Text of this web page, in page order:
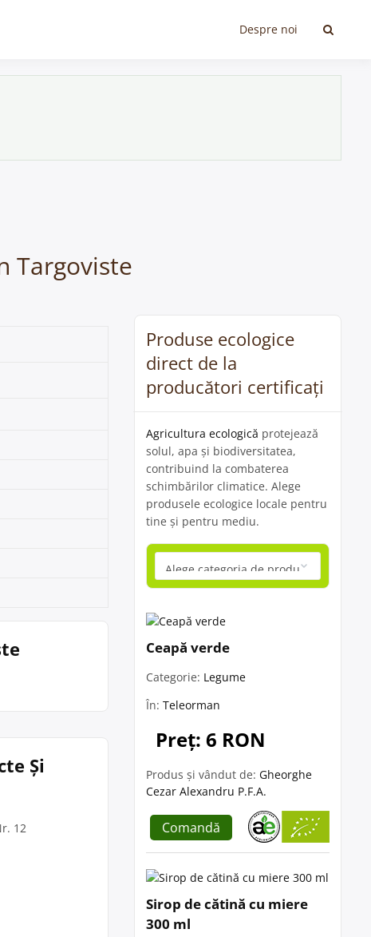
Despre noi
Targoviste
Și
12
Produse ecologice
direct de la
producători certificați
Agricultura ecologică protejează
solul, apa și biodiversitatea,
contribuind la combaterea
schimbărilor climatice. Alege
produsele ecologice locale pentru
tine și pentru mediu.
Ceapă verde
Categorie: Legume
În: Teleorman
Preț: 6 RON
Produs și vândut de: Gheorghe
Cezar Alexandru P.F.A.
Comandă
Sirop de cătină cu miere
300 ml